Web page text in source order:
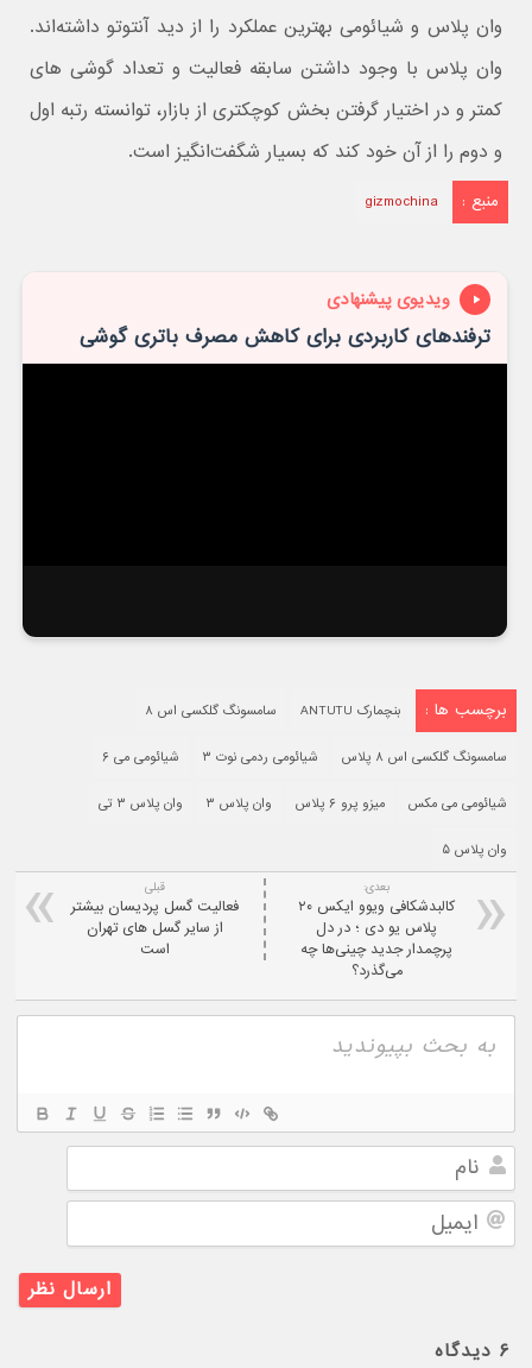
وان پلاس و شیائومی بهترین عملکرد را از دید آنتوتو داشته‌اند.
وان پلاس با وجود داشتن سابقه فعالیت و تعداد گوشی های
کمتر و در اختیار گرفتن بخش کوچکتری از بازار، توانسته رتبه اول
و دوم را از آن خود کند که بسیار شگفت‌انگیز است.
منبع : gizmochina
ویدیوی پیشنهادی
ترفندهای کاربردی برای کاهش مصرف باتری گوشی
برچسب ها : بنچمارک ANTUTU سامسونگ گلکسی اس ۸
سامسونگ گلکسی اس ۸ پلاس شیائومی ردمی نوت ۳ شیائومی می ۶
شیائومی می مکس میزو پرو ۶ پلاس وان پلاس ۳ وان پلاس ۳ تی
وان پلاس ۵
قبلی
فعالیت گسل پردیسان بیشتر
از سایر گسل های تهران
است
بعدی:
کالبدشکافی ویوو ایکس ۲۰
پلاس یو دی ؛ در دل
پرچمدار جدید چینی‌ها چه
می‌گذرد؟
نام
۶ دیدگاه